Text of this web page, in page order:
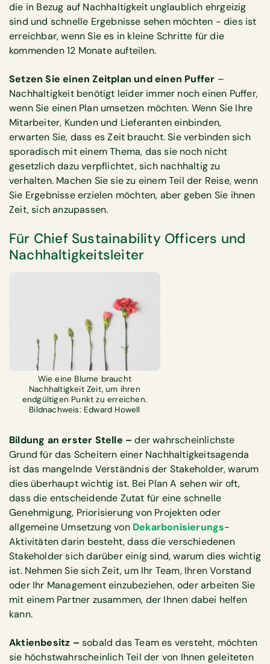
die in Bezug auf Nachhaltigkeit unglaublich ehrgeizig
sind und schnelle Ergebnisse sehen möchten - dies ist
erreichbar, wenn Sie es in kleine Schritte für die
kommenden 12 Monate aufteilen.
Setzen Sie einen Zeitplan und einen Puffer –
Nachhaltigkeit benötigt leider immer noch einen Puffer,
wenn Sie einen Plan umsetzen möchten. Wenn Sie Ihre
Mitarbeiter, Kunden und Lieferanten einbinden,
erwarten Sie, dass es Zeit braucht. Sie verbinden sich
sporadisch mit einem Thema, das sie noch nicht
gesetzlich dazu verpflichtet, sich nachhaltig zu
verhalten. Machen Sie sie zu einem Teil der Reise, wenn
Sie Ergebnisse erzielen möchten, aber geben Sie ihnen
Zeit, sich anzupassen.
Für Chief Sustainability Officers und
Nachhaltigkeitsleiter
Wie eine Blume braucht
Nachhaltigkeit Zeit, um ihren
endgültigen Punkt zu erreichen.
Bildnachweis: Edward Howell
Bildung an erster Stelle –der wahrscheinlichste
Grund für das Scheitern einer Nachhaltigkeitsagenda
ist das mangelnde Verständnis der Stakeholder, warum
dies überhaupt wichtig ist. Bei Plan A sehen wir oft,
dass die entscheidende Zutat für eine schnelle
Genehmigung, Priorisierung von Projekten oder
allgemeine Umsetzung von Dekarbonisierungs-
Aktivitäten darin besteht, dass die verschiedenen
Stakeholder sich darüber einig sind, warum dies wichtig
ist. Nehmen Sie sich Zeit, um Ihr Team, Ihren Vorstand
oder Ihr Management einzubeziehen, oder arbeiten Sie
mit einem Partner zusammen, der Ihnen dabei helfen
kann.
Aktienbesitz – sobald das Team es versteht, möchten
sie höchstwahrscheinlich Teil der von Ihnen geleiteten